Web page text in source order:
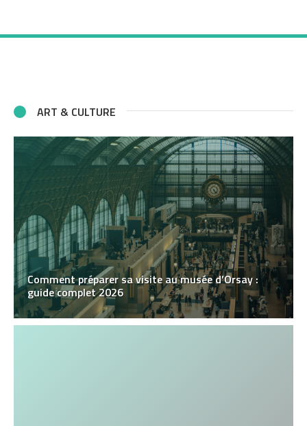
ART & CULTURE
Comment préparer sa visite au musée d’Orsay :
guide complet 2026